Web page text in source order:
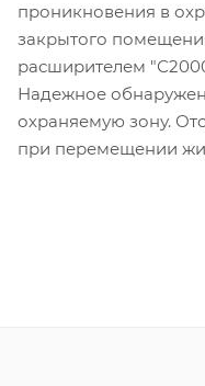
проникновения в
закрытого
расширителем
Надежное
охраняемую зону.
при перемещении